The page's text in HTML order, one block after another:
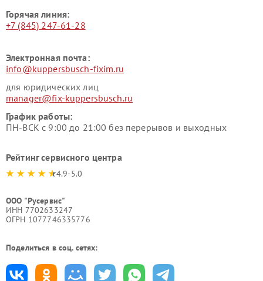
Горячая линия:
+7 (845) 247-61-28
Электронная почта:
info@kuppersbusch-fixim.ru
для юридических лиц
manager@fix-kuppersbusch.ru
График работы:
ПН-ВСК с 9:00 до 21:00 без перерывов и выходных
Рейтинг сервисного центра
4.9-5.0
ООО "Русервис"
ИНН 7702633247
ОГРН 1077746335776
Поделиться в соц. сетях: